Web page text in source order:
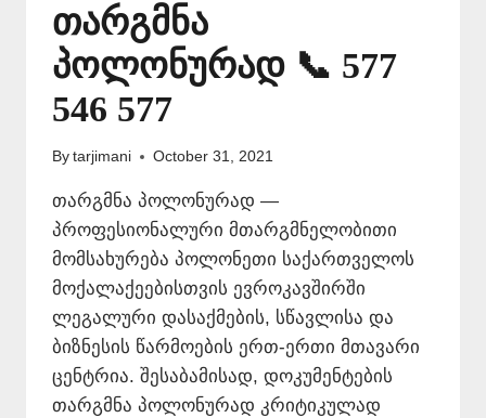
თარგმნა
პოლონურად 📞 577
546 577
By tarjimani October 31, 2021
თარგმნა პოლონურად —
პროფესიონალური მთარგმნელობითი
მომსახურება პოლონეთი საქართველოს
მოქალაქეებისთვის ევროკავშირში
ლეგალური დასაქმების, სწავლისა და
ბიზნესის წარმოების ერთ-ერთი მთავარი
ცენტრია. შესაბამისად, დოკუმენტების
თარგმნა პოლონურად კრიტიკულად